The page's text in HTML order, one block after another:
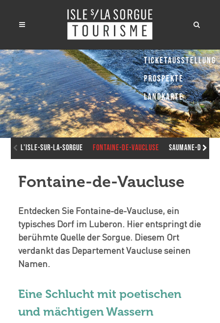
L'Isle-sur-la-Sorgue Fontaine-de-Vaucluse Saumane-de-
Fontaine-de-Vaucluse
Entdecken Sie Fontaine-de-Vaucluse, ein
typisches Dorf im Luberon. Hier entspringt die
berühmte Quelle der Sorgue. Diesem Ort
verdankt das Departement Vaucluse seinen
Namen.
Eine Schlucht mit poetischen
und mächtigen Wassern
Ticketausstellung
Prospekte
Landkarte